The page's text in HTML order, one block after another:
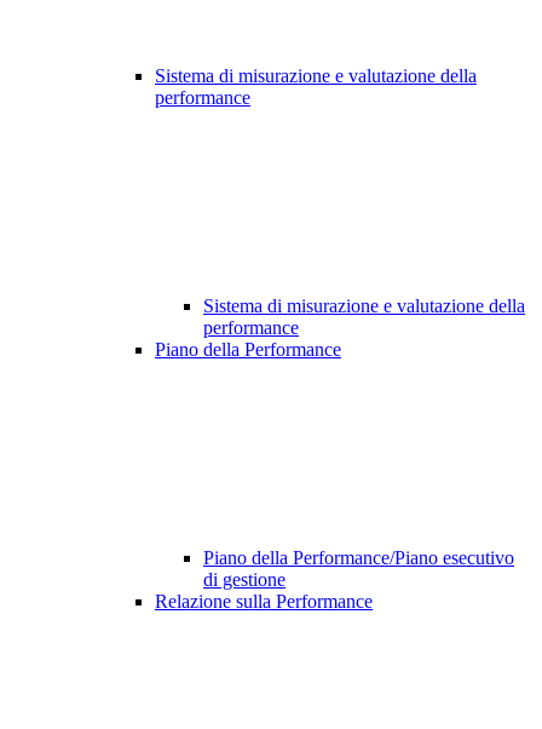
Sistema di misurazione e valutazione della
performance
Sistema di misurazione e valutazione della
performance
Piano della Performance
Piano della Performance/Piano esecutivo
di gestione
Relazione sulla Performance